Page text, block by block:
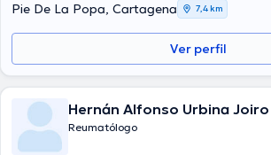
Pie De La Popa, Cartagena 7,4 km
Ver perfil
Hernán Alfonso Urbina Joiro
Reumatólogo